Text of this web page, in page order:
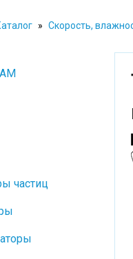
» Скорость,
частиц